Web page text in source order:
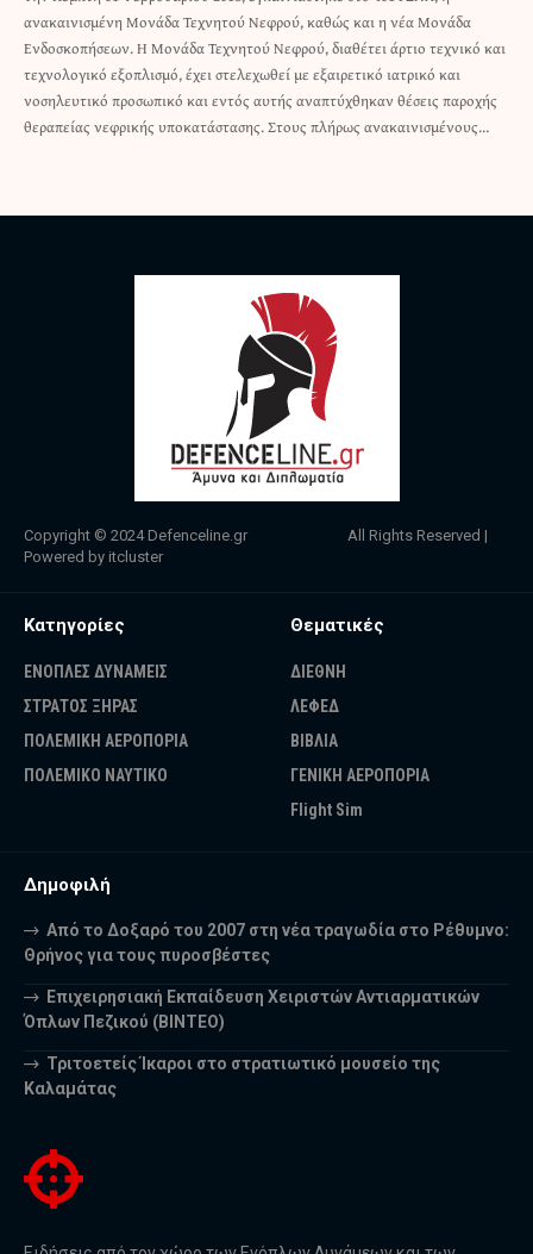
ανακαινισμένη Μονάδα Τεχνητού Νεφρού, καθώς και η νέα Μονάδα
Ενδοσκοπήσεων. Η Μονάδα Τεχνητού Νεφρού, διαθέτει άρτιο τεχνικό και
τεχνολογικό εξοπλισμό, έχει στελεχωθεί με εξαιρετικό ιατρικό και
νοσηλευτικό προσωπικό και εντός αυτής αναπτύχθηκαν θέσεις παροχής
θεραπείας νεφρικής υποκατάστασης. Στους πλήρως ανακαινισμένους…
Copyright © 2024 Defenceline.gr All Rights Reserved |
Powered by itcluster
Κατηγορίες
ΕΝΟΠΛΕΣ ΔΥΝΑΜΕΙΣ
ΣΤΡΑΤΟΣ ΞΗΡΑΣ
ΠΟΛΕΜΙΚΗ ΑΕΡΟΠΟΡΙΑ
ΠΟΛΕΜΙΚΟ ΝΑΥΤΙΚΟ
Θεματικές
ΔΙΕΘΝΗ
ΛΕΦΕΔ
ΒΙΒΛΙΑ
ΓΕΝΙΚΗ ΑΕΡΟΠΟΡΙΑ
Flight Sim
Δημοφιλή
Από το Δοξαρό του 2007 στη νέα τραγωδία στο Ρέθυμνο:
Θρήνος για τους πυροσβέστες
Επιχειρησιακή Εκπαίδευση Χειριστών Αντιαρματικών
Όπλων Πεζικού (ΒΙΝΤΕΟ)
Τριτοετείς Ίκαροι στο στρατιωτικό μουσείο της
Καλαμάτας